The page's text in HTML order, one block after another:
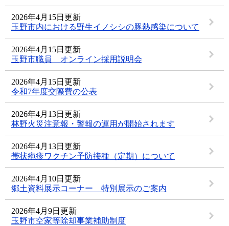
2026年4月15日更新
玉野市内における野生イノシシの豚熱感染について
2026年4月15日更新
玉野市職員 オンライン採用説明会
2026年4月15日更新
令和7年度交際費の公表
2026年4月13日更新
林野火災注意報・警報の運用が開始されます
2026年4月13日更新
帯状疱疹ワクチン予防接種（定期）について
2026年4月10日更新
郷土資料展示コーナー 特別展示のご案内
2026年4月9日更新
玉野市空家等除却事業補助制度